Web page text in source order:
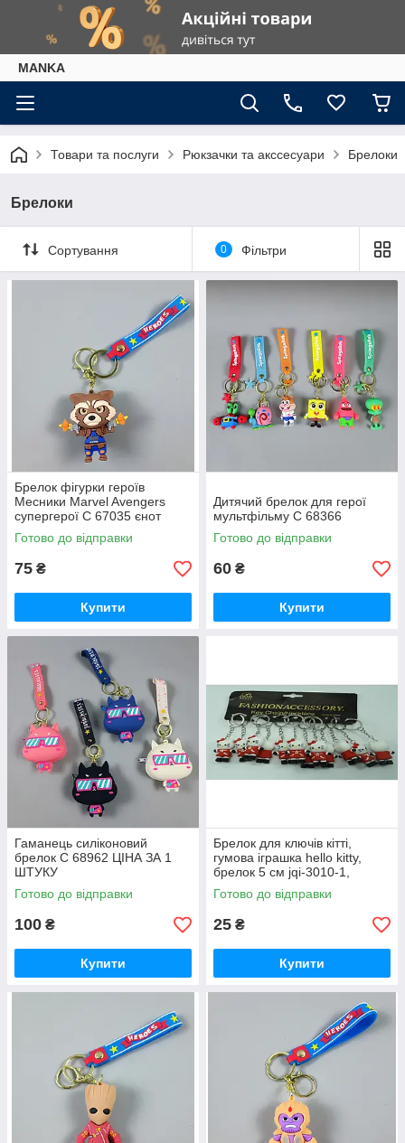
МАNKА
Товари та послуги Рюкзачки та акссесуари Брелоки
Брелоки
Сортування 0 Фільтри
Брелок фігурки героїв
Месники Marvel Avengers
супергерої C 67035 єнот
ракета
Готово до відправки
75 ₴
Купити
Дитячий брелок для герої
мультфільму C 68366
Готово до відправки
60 ₴
Купити
Гаманець силіконовий
брелок C 68962 ЦІНА ЗА 1
ШТУКУ
Готово до відправки
100 ₴
Купити
Брелок для ключів кітті,
гумова іграшка hello kitty,
брелок 5 см jqi-3010-1,
дитячий брелок для рюкзака,
подарунок для дівчинки
Готово до відправки
25 ₴
Купити